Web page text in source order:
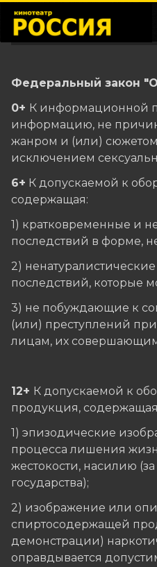
Федеральный закон
0+ К информационной
информацию, не
жанром и (или) сюжетом
исключением
6+ К допускаемой к
содержащая:
1) кратковременные и
последствий в форме,
2)
последствий, которые
3) не побуждающие к
(или) преступлений
лицам, их
12+ К допускаемой к
продукция,
1) эпизодические
процесса лишения
жестокости, насилию
государства);
2) изображение или
спиртосодержащей
демонстрации)
оправдывается